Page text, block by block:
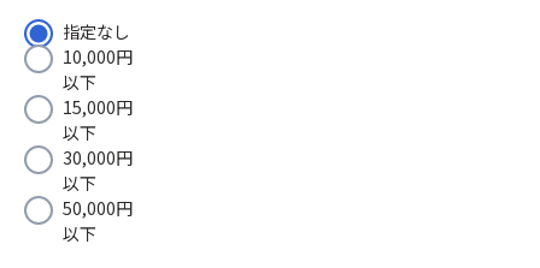
指定なし
10,000円
以下
15,000円
以下
30,000円
以下
50,000円
以下